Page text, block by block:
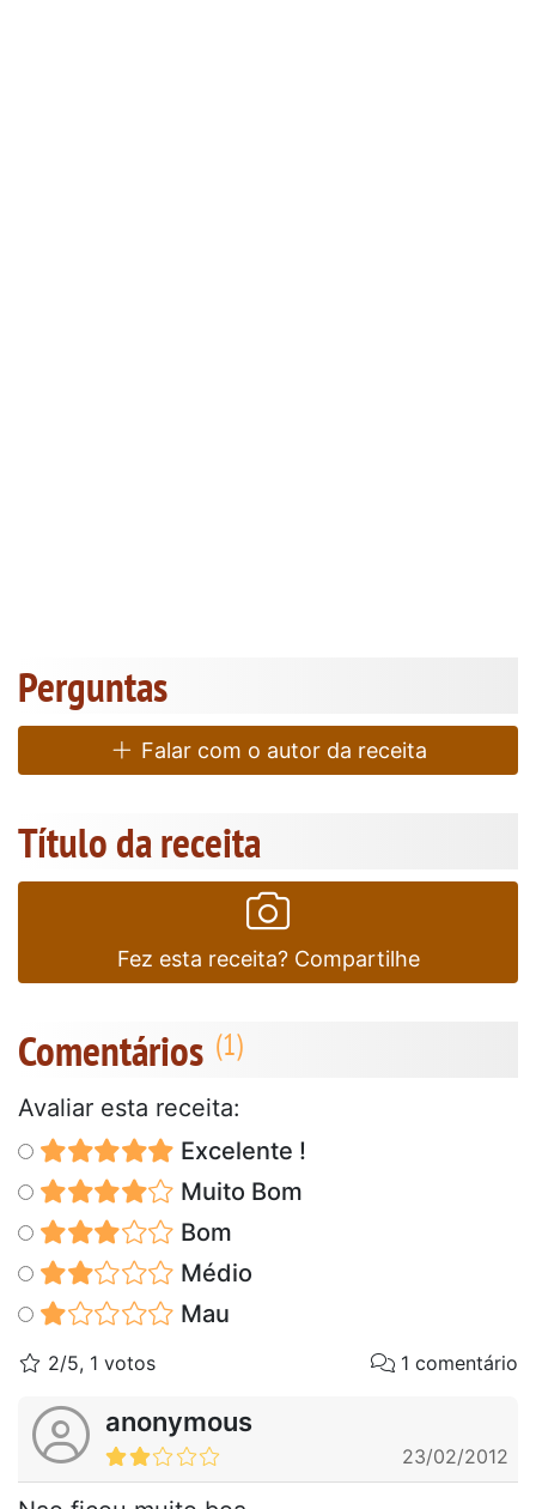
Perguntas
Falar com o autor da receita
Título da receita
Fez esta receita? Compartilhe
Comentários
Avaliar esta receita:
Excelente !
Muito Bom
Bom
Médio
Mau
2/5, 1 votos 1 comentário
anonymous
23/02/2012